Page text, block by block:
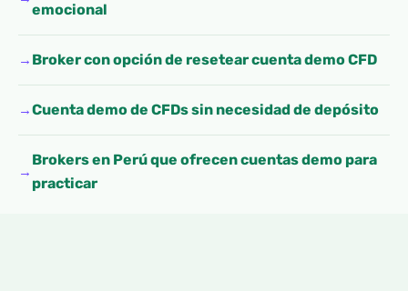
emocional
Broker con opción de resetear cuenta demo CFD
Cuenta demo de CFDs sin necesidad de depósito
Brokers en Perú que ofrecen cuentas demo para
practicar